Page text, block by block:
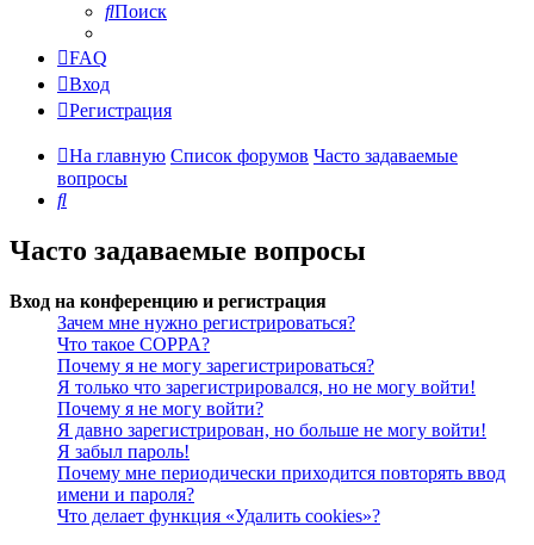
Поиск
FAQ
Вход
Регистрация
На главную Список форумов Часто задаваемые
вопросы
Поиск
Часто задаваемые вопросы
Вход на конференцию и регистрация
Зачем мне нужно регистрироваться?
Что такое COPPA?
Почему я не могу зарегистрироваться?
Я только что зарегистрировался, но не могу войти!
Почему я не могу войти?
Я давно зарегистрирован, но больше не могу войти!
Я забыл пароль!
Почему мне периодически приходится повторять ввод
имени и пароля?
Что делает функция «Удалить cookies»?